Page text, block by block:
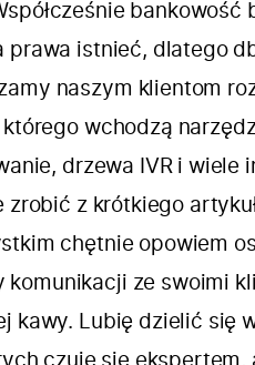
bankowość
prawa istnieć, dlatego
naszym klientom
którego wchodzą
drzewa IVR i wiele
zrobić z krótkiego
chętnie opowiem
ze swoimi
kawy. Lubię dzielić się